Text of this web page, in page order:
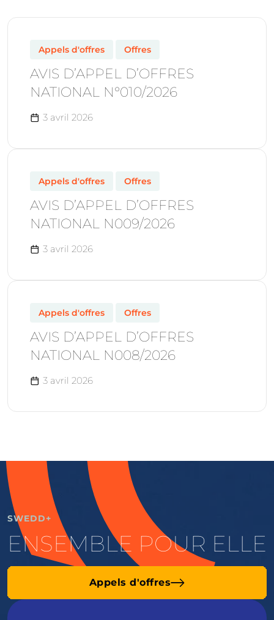
Appels d'offres Offres
AVIS D’APPEL D’OFFRES
NATIONAL N°010/2026
3 avril 2026
Appels d'offres Offres
AVIS D’APPEL D’OFFRES
NATIONAL N009/2026
3 avril 2026
Appels d'offres Offres
AVIS D’APPEL D’OFFRES
NATIONAL N008/2026
3 avril 2026
SWEDD+
ENSEMBLE POUR ELLE
Appels d'offres